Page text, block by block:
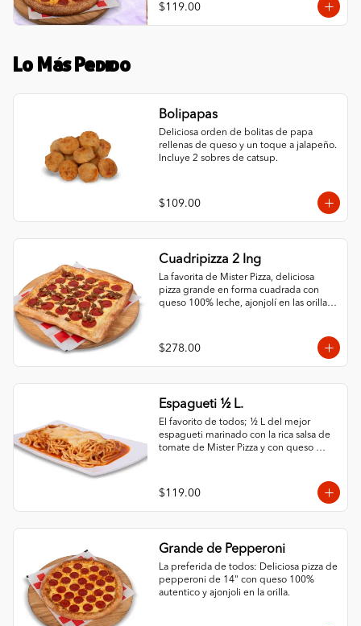
un precio especial, durante todo el día,
desde que abrimos hasta que cerramos.
$119.00
Lo Más Pedido
Bolipapas
Deliciosa orden de bolitas de papa
rellenas de queso y un toque a jalapeño.
Incluye 2 sobres de catsup.
$109.00
Cuadripizza 2 Ing
La favorita de Mister Pizza, deliciosa
pizza grande en forma cuadrada con
queso 100% leche, ajonjolí en las orillas
$278.00
Espagueti ½ L.
El favorito de todos; ½ L del mejor
espagueti marinado con la rica salsa de
tomate de Mister Pizza y con queso
$119.00
Grande de Pepperoni
La preferida de todos: Deliciosa pizza de
pepperoni de 14" con queso 100%
autentico y ajonjoli en la orilla.